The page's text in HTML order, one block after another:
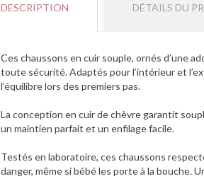
DESCRIPTION DÉTAILS DU
Ces chaussons en cuir souple, ornés d’une
toute sécurité. Adaptés pour l’intérieur et
l’équilibre lors des premiers pas.
La conception en cuir de chèvre garantit
un maintien parfait et un enfilage facile.
Testés en laboratoire, ces chaussons
danger, même si bébé les porte à la bouche.